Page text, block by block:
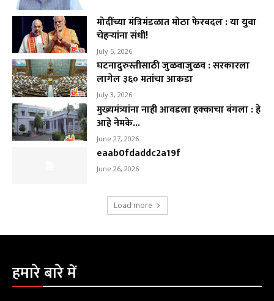
मोदींच्या मंत्रिमंडळात मोठा फेरबदल : या युवा
चेहऱ्यांना संधी!
July 5, 2026
घटनादुरुस्तीसाठी जुळवाजुळव : सरकारला
लागेल ३६० मतांचा आकडा
July 3, 2026
मुख्यमंत्र्यांना नाही आवडला हक्काचा बंगला : हे
आहे नेमके...
June 27, 2026
eaab0fdaddc2a19f
June 26, 2026
Load more
हमारे बारे में